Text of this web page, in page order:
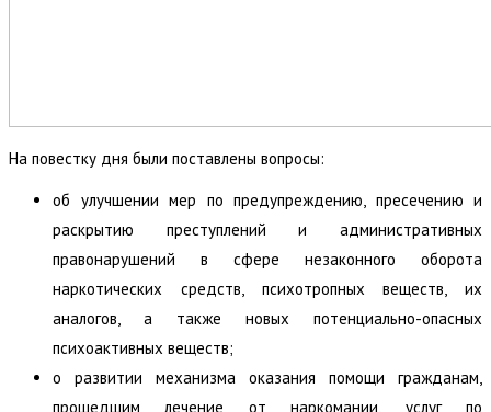
На повестку дня были поставлены вопросы:
об улучшении мер по предупреждению, пресечению и
раскрытию преступлений и административных
правонарушений в сфере незаконного оборота
наркотических средств, психотропных веществ, их
аналогов, а также новых потенциально-опасных
психоактивных веществ;
о развитии механизма оказания помощи гражданам,
прошедшим лечение от наркомании, услуг по